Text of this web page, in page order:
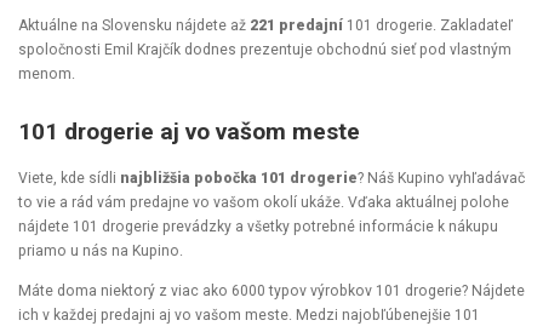
Aktuálne na Slovensku nájdete až 221 predajní 101 drogerie. Zakladateľ
spoločnosti Emil Krajčík dodnes prezentuje obchodnú sieť pod vlastným
menom.
101 drogerie aj vo vašom meste
Viete, kde sídli najbližšia pobočka 101 drogerie? Náš Kupino vyhľadávač
to vie a rád vám predajne vo vašom okolí ukáže. Vďaka aktuálnej polohe
nájdete 101 drogerie prevádzky a všetky potrebné informácie k nákupu
priamo u nás na Kupino.
Máte doma niektorý z viac ako 6000 typov výrobkov 101 drogerie? Nájdete
ich v každej predajni aj vo vašom meste. Medzi najobľúbenejšie 101